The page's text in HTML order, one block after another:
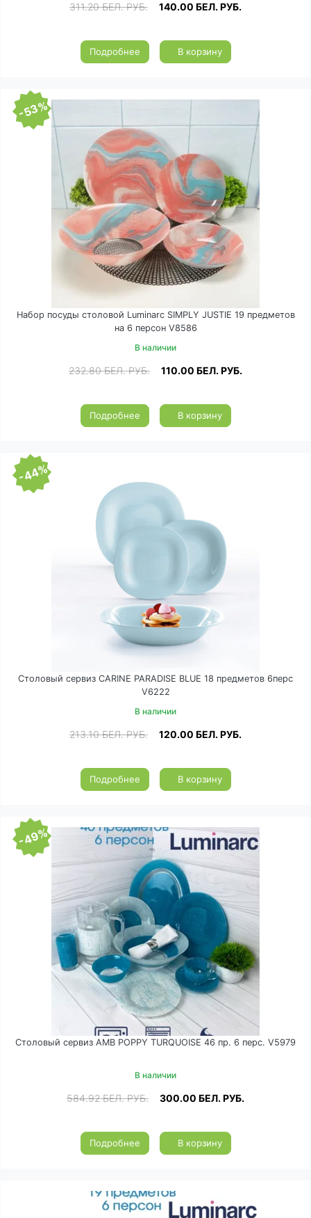
311.20БЕЛ. РУБ. 140.00 БЕЛ. РУБ.
Подробнее В корзину
-53%
Набор посуды столовой Luminarc SIMPLY JUSTIE 19 предметов
на 6 персон V8586
В наличии
232.80БЕЛ. РУБ. 110.00 БЕЛ. РУБ.
Подробнее В корзину
-44%
Столовый сервиз CARINE PARADISE BLUE 18 предметов 6перс
V6222
В наличии
213.10БЕЛ. РУБ. 120.00 БЕЛ. РУБ.
Подробнее В корзину
-49%
Столовый сервиз AMB POPPY TURQUOISE 46 пр. 6 перс. V5979
В наличии
584.92БЕЛ. РУБ. 300.00 БЕЛ. РУБ.
Подробнее В корзину